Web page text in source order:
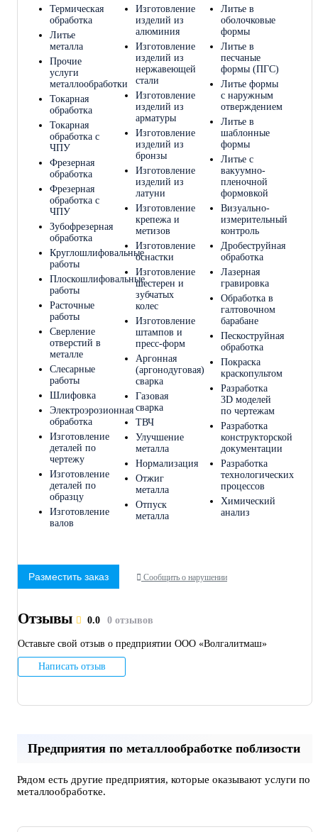
Термическая
обработка
Литье
металла
Прочие
услуги
металлообработки
Токарная
обработка
Токарная
обработка с
ЧПУ
Фрезерная
обработка
Фрезерная
обработка c
ЧПУ
Зубофрезерная
обработка
Круглошлифовальные
работы
Плоскошлифовальные
работы
Расточные
работы
Сверление
отверстий в
металле
Слесарные
работы
Шлифовка
Электроэрозионная
обработка
Изготовление
деталей по
чертежу
Изготовление
деталей по
образцу
Изготовление
валов
Изготовление
изделий из
алюминия
Изготовление
изделий из
нержавеющей
стали
Изготовление
изделий из
арматуры
Изготовление
изделий из
бронзы
Изготовление
изделий из
латуни
Изготовление
крепежа и
метизов
Изготовление
оснастки
Изготовление
шестерен и
зубчатых
колес
Изготовление
штампов и
пресс-форм
Аргонная
(аргонодуговая)
сварка
Газовая
сварка
ТВЧ
Улучшение
металла
Нормализация
Отжиг
металла
Отпуск
металла
Литье в
оболочковые
формы
Литье в
песчаные
формы (ПГС)
Литье формы
с наружным
отверждением
Литье в
шаблонные
формы
Литье с
вакуумно-
пленочной
формовкой
Визуально-
измерительный
контроль
Дробеструйная
обработка
Лазерная
гравировка
Обработка в
галтовочном
барабане
Пескоструйная
обработка
Покраска
краскопультом
Разработка
3D моделей
по чертежам
Разработка
конструкторской
документации
Разработка
технологических
процессов
Химический
анализ
Разместить заказ Сообщить о нарушении
Отзывы 0.0 0 отзывов
Оставьте свой отзыв о предприятии ООО «Волгалитмаш»
Написать отзыв
Предприятия по металлообработке поблизости
Рядом есть другие предприятия, которые оказывают услуги по
металлообработке.